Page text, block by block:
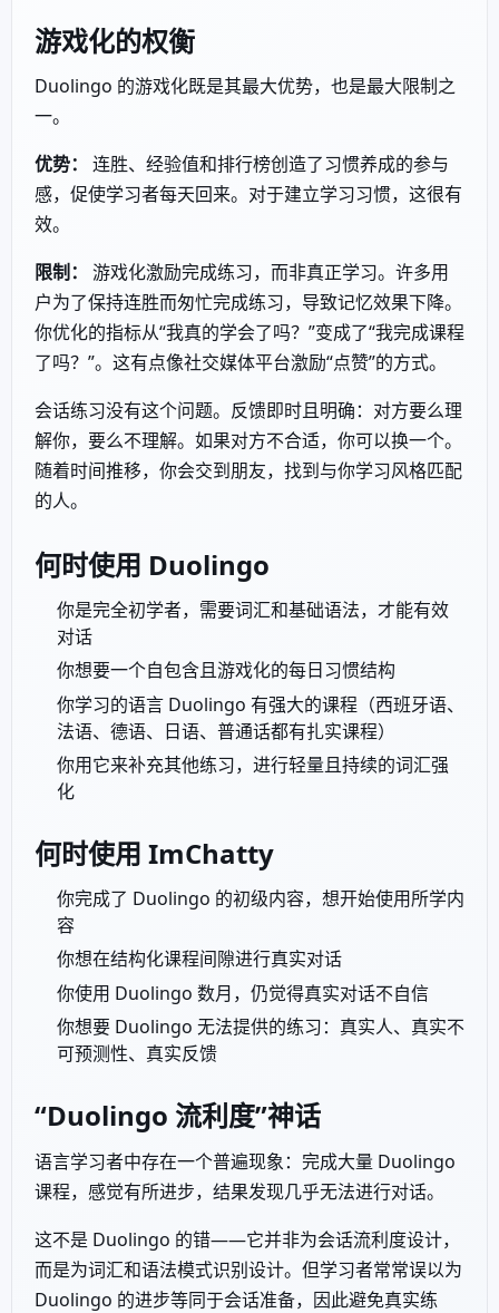
游戏化的权衡
Duolingo 的游戏化既是其最大优势，也是最大限制之
一。
优势：
连胜、经验值和排行榜创造了习惯养成的参与
感，促使学习者每天回来。对于建立学习习惯，这很有
效。
限制：
游戏化激励完成练习，而非真正学习。许多用
户为了保持连胜而匆忙完成练习，导致记忆效果下降。
你优化的指标从“我真的学会了吗？”变成了“我完成课程
了吗？”。这有点像社交媒体平台激励“点赞”的方式。
会话练习没有这个问题。反馈即时且明确：对方要么理
解你，要么不理解。如果对方不合适，你可以换一个。
随着时间推移，你会交到朋友，找到与你学习风格匹配
的人。
何时使用 Duolingo
你是完全初学者，需要词汇和基础语法，才能有效
对话
你想要一个自包含且游戏化的每日习惯结构
你学习的语言 Duolingo 有强大的课程（西班牙语、
法语、德语、日语、普通话都有扎实课程）
你用它来补充其他练习，进行轻量且持续的词汇强
化
何时使用 ImChatty
你完成了 Duolingo 的初级内容，想开始使用所学内
容
你想在结构化课程间隙进行真实对话
你使用 Duolingo 数月，仍觉得真实对话不自信
你想要 Duolingo 无法提供的练习：真实人、真实不
可预测性、真实反馈
“Duolingo 流利度”神话
语言学习者中存在一个普遍现象：完成大量 Duolingo
课程，感觉有所进步，结果发现几乎无法进行对话。
这不是 Duolingo 的错——它并非为会话流利度设计，
而是为词汇和语法模式识别设计。但学习者常常误以为
Duolingo 的进步等同于会话准备，因此避免真实练